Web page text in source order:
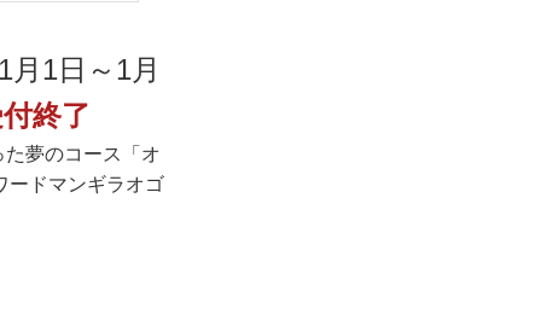
1日～1月
終了
夢のコース「オ
ードマンギラオゴ